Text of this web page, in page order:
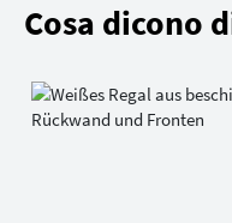
Cosa dicono